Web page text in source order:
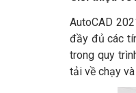
AutoCAD
đầy đủ các
trong quy
tải về chạy